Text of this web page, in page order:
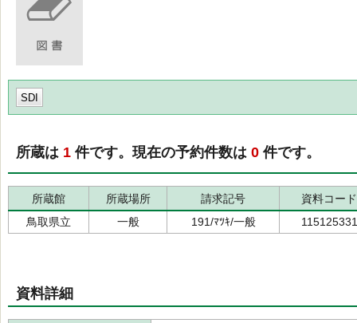
SDI
所蔵は 1 件です。現在の予約件数は 0 件です。
所蔵館 所蔵場所 請求記号
資料コード
鳥取県立
一般 191/ﾏﾂｷ/一般 115125331
資料詳細